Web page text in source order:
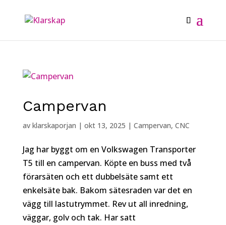
Campervan
av klarskaporjan | okt 13, 2025 | Campervan, CNC
Jag har byggt om en Volkswagen Transporter
T5 till en campervan. Köpte en buss med två
förarsäten och ett dubbelsäte samt ett
enkelsäte bak. Bakom sätesraden var det en
vägg till lastutrymmet. Rev ut all inredning,
väggar, golv och tak. Har satt